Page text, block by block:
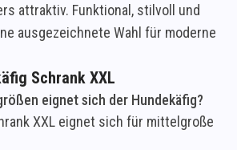
attraktiv. Funktional, stilvoll und
ausgezeichnete Wahl für moderne
Schrank XXL
eignet sich der Hundekäfig?
XXL eignet sich für mittelgroße